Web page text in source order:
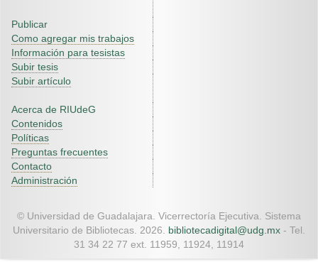
Publicar
Como agregar mis trabajos
Información para tesistas
Subir tesis
Subir artículo
Acerca de RIUdeG
Contenidos
Políticas
Preguntas frecuentes
Contacto
Administración
© Universidad de Guadalajara. Vicerrectoría Ejecutiva. Sistema
Universitario de Bibliotecas. 2026. bibliotecadigital@udg.mx - Tel.
31 34 22 77 ext. 11959, 11924, 11914